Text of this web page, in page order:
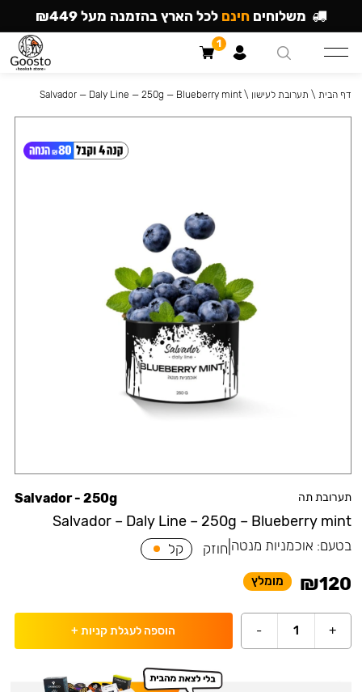
תערובת תה
Salvador – Daly Line – 250g – Blueberry mint
Salvador - 250g
בטעם: אוכמניות מנטה חוזק קל
₪120 מומלץ
+
1
- הוספה לעגלת קניות +
דף הבית \ תערובת לעישון \
Salvador — Daly Line — 250g — Blueberry mint
משלוחים חינם לכל הארץ בהזמנה מעל ₪449
1